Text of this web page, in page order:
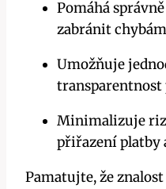
Pomáhá
zabránit
Umožňuje
transparentnost
Minimalizuje
přiřazení platby
Pamatujte, že